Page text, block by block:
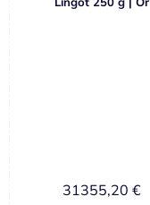
31355,20 €